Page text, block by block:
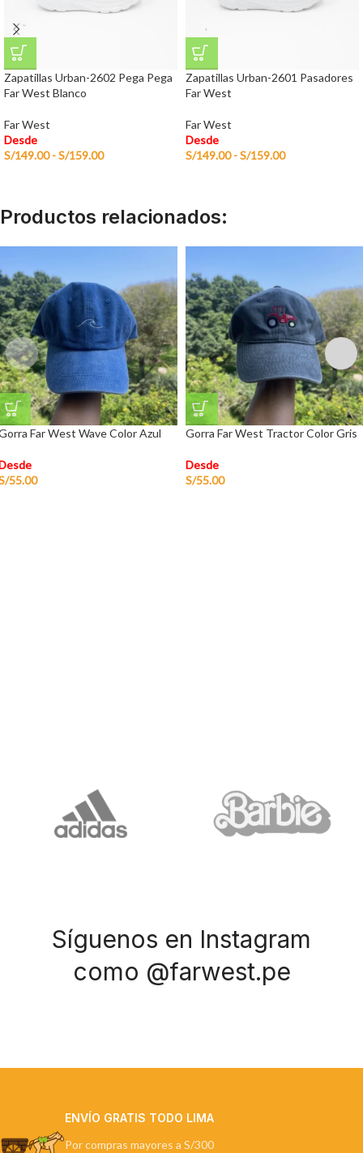
Zapatillas Urban-2602 Pega Pega
Far West Blanco
Far West
Desde
S/149.00 -S/159.00
Zapatillas Urban-2601 Pasadores
Far West
Far West
Desde
S/149.00 -S/159.00
Productos relacionados:
Far West Wave Color Azul
55.00
Gorra Far West Tractor Color Gris
Desde
S/55.00
Síguenos en Instagram
como @farwest.pe
ENVÍO GRATIS TODO LIMA
Por compras mayores a S/300